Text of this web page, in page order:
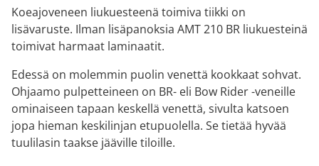
Koeajoveneen liukuesteenä toimiva tiikki on
lisävaruste. Ilman lisäpanoksia AMT 210 BR liukuesteinä
toimivat harmaat laminaatit.
Edessä on molemmin puolin venettä kookkaat sohvat.
Ohjaamo pulpetteineen on BR- eli Bow Rider -veneille
ominaiseen tapaan keskellä venettä, sivulta katsoen
jopa hieman keskilinjan etupuolella. Se tietää hyvää
tuulilasin taakse jääville tiloille.